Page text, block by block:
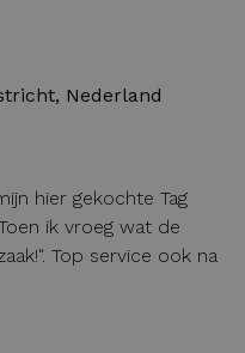
Nederland
hier gekochte Tag
ik vroeg wat de
Top service ook na